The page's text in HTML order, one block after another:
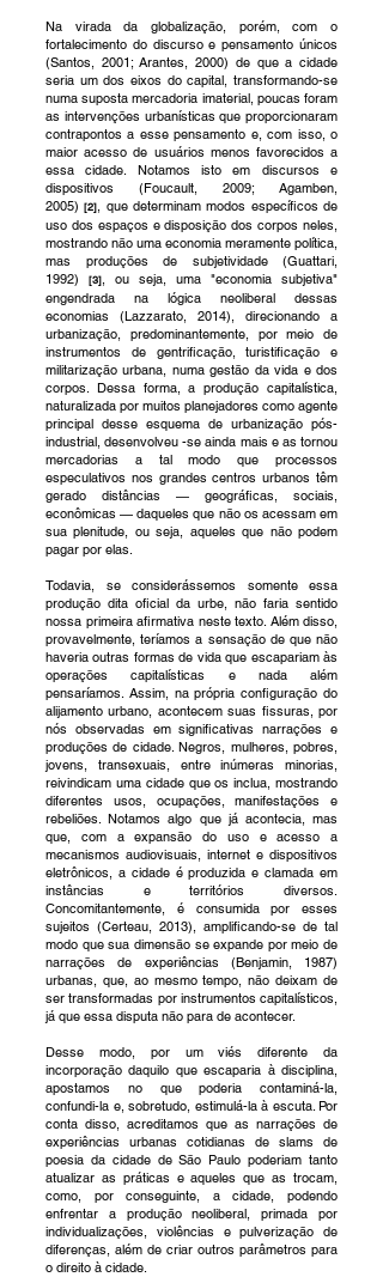
Na virada da globalização, porém, com o
fortalecimento do discurso e pensamento únicos
(Santos, 2001; Arantes, 2000) de que a cidade
seria um dos eixos do capital, transformando-se
numa suposta mercadoria imaterial, poucas foram
as intervenções urbanísticas que proporcionaram
contrapontos a esse pensamento e, com isso, o
maior acesso de usuários menos favorecidos a
essa cidade. Notamos isto em discursos e
dispositivos (Foucault, 2009; Agamben,
2005) [2], que determinam modos específicos de
uso dos espaços e disposição dos corpos neles,
mostrando não uma economia meramente política,
mas produções de subjetividade (Guattari,
1992)
[3], ou seja, uma "economia subjetiva"
engendrada na lógica neoliberal dessas
economias (Lazzarato, 2014), direcionando a
urbanização, predominantemente, por meio de
instrumentos de gentrificação, turistificação e
militarização urbana, numa gestão da vida e dos
corpos. Dessa forma, a produção capitalística,
naturalizada por muitos planejadores como agente
principal desse esquema de urbanização pós-
industrial, desenvolveu -se ainda mais e as tornou
mercadorias a tal modo que processos
especulativos nos grandes centros urbanos têm
gerado distâncias — geográficas, sociais,
econômicas — daqueles que não os acessam em
sua plenitude, ou seja, aqueles que não podem
pagar por elas.
Todavia, se considerássemos somente essa
produção dita oficial da urbe, não faria sentido
nossa primeira afirmativa neste texto. Além disso,
provavelmente, teríamos a sensação de que não
haveria outras formas de vida que escapariam às
operações capitalísticas e nada além
pensaríamos. Assim, na própria configuração do
alijamento urbano, acontecem suas fissuras, por
nós observadas em significativas narrações e
produções de cidade. Negros, mulheres, pobres,
jovens, transexuais, entre inúmeras minorias,
reivindicam uma cidade que os inclua, mostrando
diferentes usos, ocupações, manifestações e
rebeliões. Notamos algo que já acontecia, mas
que, com a expansão do uso e acesso a
mecanismos audiovisuais, internet e dispositivos
eletrônicos, a cidade é produzida e clamada em
instâncias e territórios diversos.
Concomitantemente, é consumida por esses
sujeitos (Certeau, 2013), amplificando-se de tal
modo que sua dimensão se expande por meio de
narrações de experiências (Benjamin, 1987)
urbanas, que, ao mesmo tempo, não deixam de
ser transformadas por instrumentos capitalísticos,
já que essa disputa não para de acontecer.
Desse modo, por um viés diferente da
incorporação daquilo que escaparia à disciplina,
apostamos no que poderia contaminá-la,
confundi-la e, sobretudo, estimulá-la à escuta. Por
conta disso, acreditamos que as narrações de
experiências urbanas cotidianas de slams de
poesia da cidade de São Paulo poderiam tanto
atualizar as práticas e aqueles que as trocam,
como, por conseguinte, a cidade, podendo
enfrentar a produção neoliberal, primada por
individualizações, violências e pulverização de
diferenças, além de criar outros parâmetros para
o direito à cidade.